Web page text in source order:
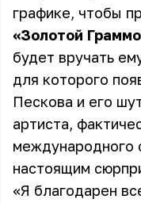
графике, чтобы
«Золотой
будет вручать
для которого
Пескова и его
артиста,
международного
настоящим
«Я благодарен